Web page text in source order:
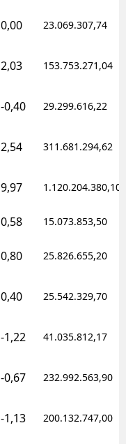
0,00 23.069.307,74
2,03 153.753.271,04
-0,40 29.299.616,22
2,54 311.681.294,62
9,97 1.120.204.380,10
0,58 15.073.853,50
0,80 25.826.655,20
0,40 25.542.329,70
-1,22 41.035.812,17
-0,67 232.992.563,90
-1,13 200.132.747,00